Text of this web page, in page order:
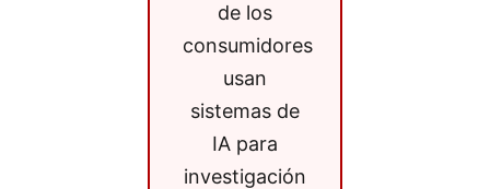
de los
consumidores
usan
sistemas de
IA para
investigación